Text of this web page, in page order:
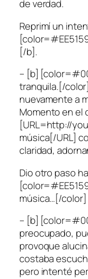
de verdad.
Reprimí un
[/b].
– [b]
tranquila.[/
nuevamente a
Momento en el
[URL=http://
música[/URL]
claridad,
Dio otro paso
música…[/
– [b]
preocupado,
provoque
costaba
pero intenté